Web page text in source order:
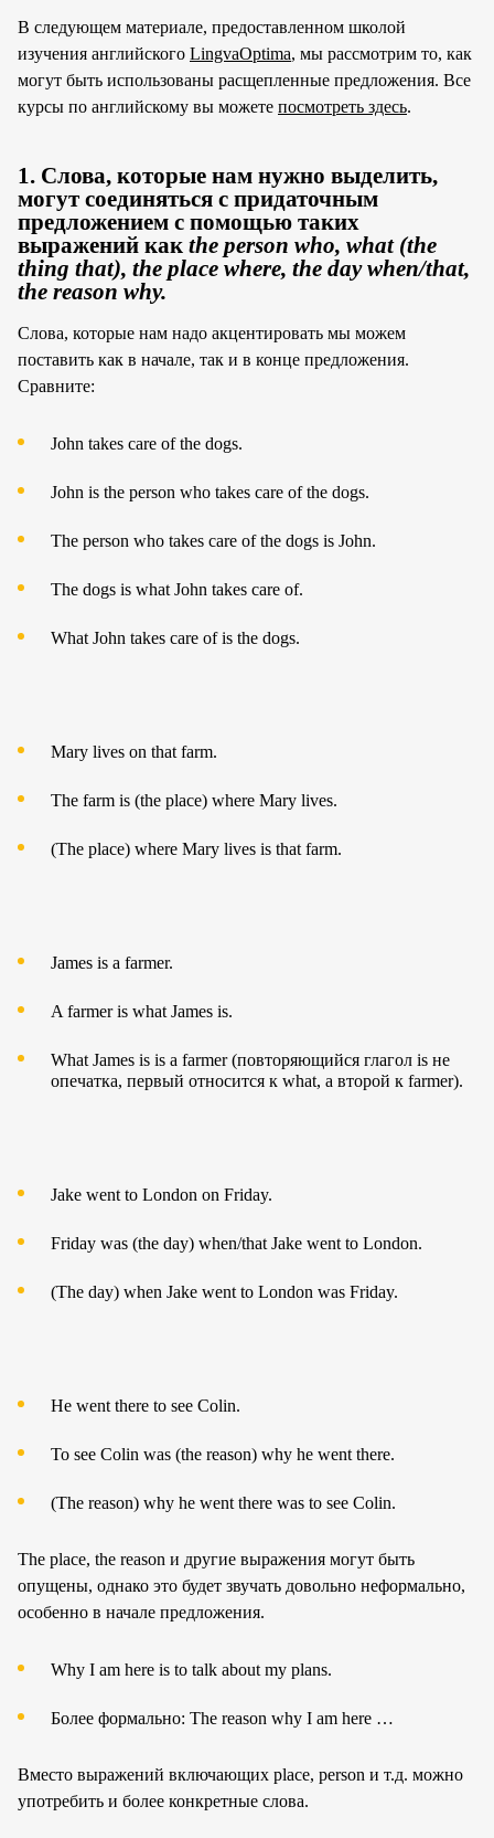
В следующем материале, предоставленном школой
изучения английского LingvaOptima, мы рассмотрим то, как
могут быть использованы расщепленные предложения. Все
курсы по английскому вы можете посмотреть здесь.
1. Слова, которые нам нужно выделить,
могут соединяться с придаточным
предложением с помощью таких
выражений как the person who, what (the
thing that), the place where, the day when/that,
the reason why.
Слова, которые нам надо акцентировать мы можем
поставить как в начале, так и в конце предложения.
Сравните:
John takes care of the dogs.
John is the person who takes care of the dogs.
The person who takes care of the dogs is John.
The dogs is what John takes care of.
What John takes care of is the dogs.
Mary lives on that farm.
The farm is (the place) where Mary lives.
(The place) where Mary lives is that farm.
James is a farmer.
A farmer is what James is.
What James is is a farmer (повторяющийся глагол is не
опечатка, первый относится к what, а второй к farmer).
Jake went to London on Friday.
Friday was (the day) when/that Jake went to London.
(The day) when Jake went to London was Friday.
He went there to see Colin.
To see Colin was (the reason) why he went there.
(The reason) why he went there was to see Colin.
The place, the reason и другие выражения могут быть
опущены, однако это будет звучать довольно неформально,
особенно в начале предложения.
Why I am here is to talk about my plans.
Более формально: The reason why I am here …
Вместо выражений включающих place, person и т.д. можно
употребить и более конкретные слова.